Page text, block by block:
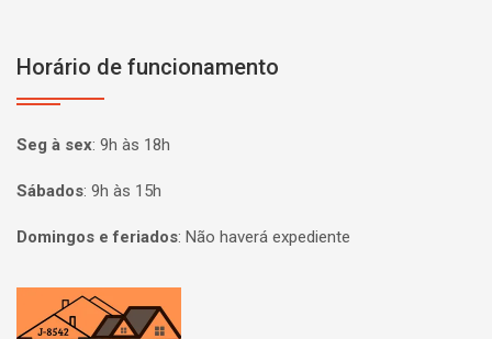
Horário de funcionamento
Seg à sex: 9h às 18h
Sábados: 9h às 15h
Domingos e feriados: Não haverá expediente
Página inicial